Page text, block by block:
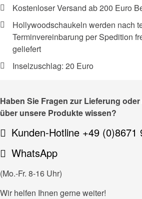
Kostenloser Versand ab 200 Euro
Hollywoodschaukeln werden nach
Terminvereinbarung per Spedition
geliefert
Inselzuschlag: 20 Euro
Haben Sie Fragen zur Lieferung
über unsere Produkte wissen?
Kunden-Hotline +49 (0)8671
WhatsApp
(Mo.-Fr. 8-16 Uhr)
Wir helfen Ihnen gerne weiter!